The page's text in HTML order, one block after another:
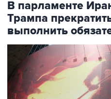
В парламенте
Трампа
выполнить